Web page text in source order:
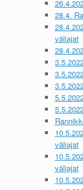
28.4.
väliajat
väliajat
väliajat